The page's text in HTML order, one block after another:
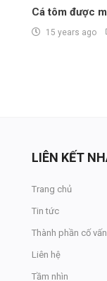
Cá tôm được
15 years ago
LIÊN KẾT
Trang chủ
Tin tức
Thành phần cố vấn
Liên hệ
Tầm nhìn